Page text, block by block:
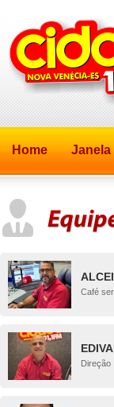
Home Janela
Café
Direção